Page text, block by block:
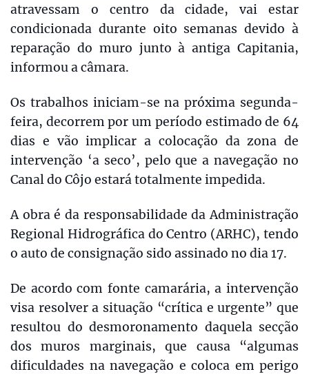
atravessam o centro da cidade, vai estar
condicionada durante oito semanas devido à
reparação do muro junto à antiga Capitania,
informou a câmara.
Os trabalhos iniciam-se na próxima segunda-
feira, decorrem por um período estimado de 64
dias e vão implicar a colocação da zona de
intervenção ‘a seco’, pelo que a navegação no
Canal do Côjo estará totalmente impedida.
A obra é da responsabilidade da Administração
Regional Hidrográfica do Centro (ARHC), tendo
o auto de consignação sido assinado no dia 17.
De acordo com fonte camarária, a intervenção
visa resolver a situação “crítica e urgente” que
resultou do desmoronamento daquela secção
dos muros marginais, que causa “algumas
dificuldades na navegação e coloca em perigo